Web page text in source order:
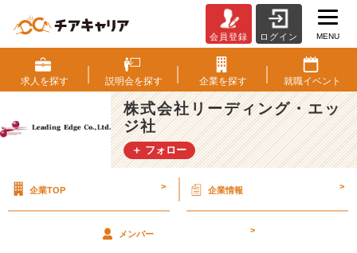
活
で
使
え
る
ビ
ジ
マ
会員登録 ログイン MENU
求人を探す 説明会を探す 企業を探す 就職イベント
株式会社リーディング・エッ
ジ社
＋ フォロー
企業TOP > 企業情報 >
メンバー >